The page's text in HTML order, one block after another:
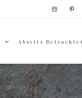
Abseits Betrachtet